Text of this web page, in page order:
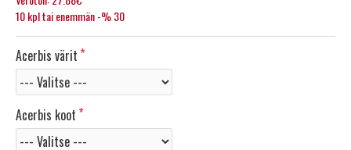
10 kpl tai enemmän -% 30
Acerbis värit
Acerbis koot